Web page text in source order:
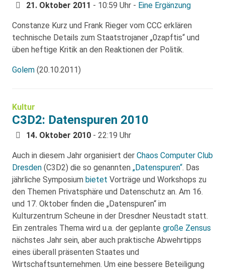
21. Oktober 2011 - 10:59 Uhr - Eine Ergänzung
Constanze Kurz und Frank Rieger vom CCC erklären
technische Details zum Staatstrojaner „0zapftis“ und
üben heftige Kritik an den Reaktionen der Politik.
Golem (20.10.2011)
Kultur
C3D2: Datenspuren 2010
14. Oktober 2010 - 22:19 Uhr
Auch in diesem Jahr organisiert der Chaos Computer Club
Dresden (C3D2) die so genannten „Datenspuren“. Das
jährliche Symposium bietet Vorträge und Workshops zu
den Themen Privatsphäre und Datenschutz an. Am 16.
und 17. Oktober finden die „Datenspuren“ im
Kulturzentrum Scheune in der Dresdner Neustadt statt.
Ein zentrales Thema wird u.a. der geplante große Zensus
nächstes Jahr sein, aber auch praktische Abwehrtipps
eines überall präsenten Staates und
Wirtschaftsunternehmen. Um eine bessere Beteiligung